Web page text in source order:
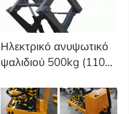
Ηλεκτρικό ανυψωτικό
ψαλιδιού 500kg (1100